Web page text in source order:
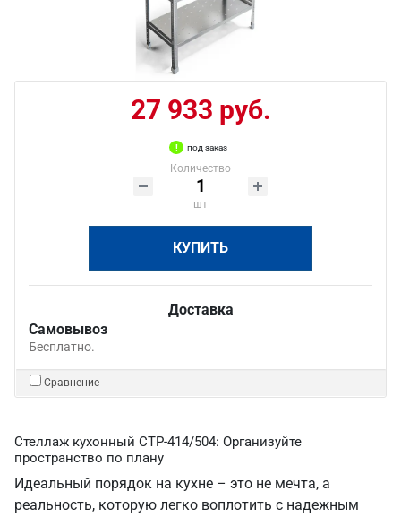
27 933 руб.
под заказ
Количество
шт
КУПИТЬ
Доставка
Самовывоз
Бесплатно.
Сравнение
Стеллаж кухонный СТР-414/504: Организуйте
пространство по плану
Идеальный порядок на кухне – это не мечта, а
реальность, которую легко воплотить с надежным